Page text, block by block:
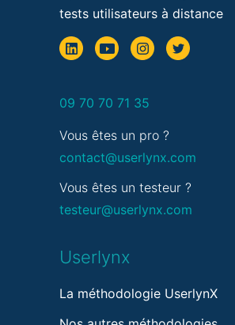
tests utilisateurs à distance
09 70 70 71 35
Vous êtes un pro ?
contact@userlynx.com
Vous êtes un testeur ?
testeur@userlynx.com
Userlynx
La méthodologie UserlynX